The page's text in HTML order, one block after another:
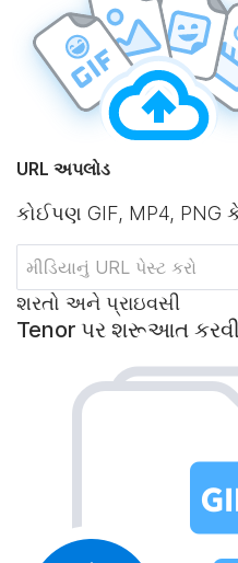
URL અપલોડ
કોઈપણ GIF, MP4, PNG કે
શરતો અને પ્રાઇવસી
Tenor પર શરૂઆત કરવી